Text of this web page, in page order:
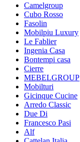
Camelgroup
Cubo Rosso
Fasolin
Mobilpiu Luxury
Le Fablier
Ingenia Casa
Bontempi casa
Cierre
MEBELGROUP
Mobilturi
Gicinque Cucine
Arredo Classic
Due Di
Francesco Pasi
Alf